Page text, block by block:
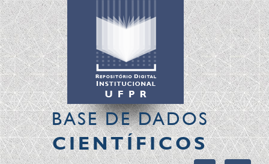
BASE DE DADOS
CIENTÍFICOS